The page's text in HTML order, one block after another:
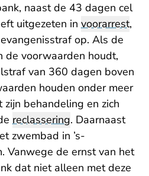
naast de 43 dagen cel
uitgezeten in voorarrest,
op. Als de
de voorwaarden houdt,
van 360 dagen boven
houden onder meer
behandeling en zich
reclassering. Daarnaast
zwembad in ’s-
Vanwege de ernst van het
dat niet alleen met deze